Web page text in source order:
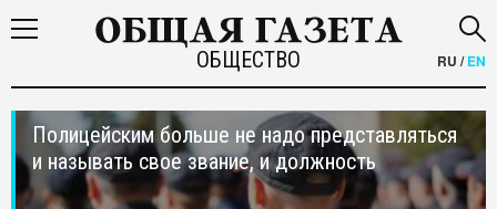
ОБЩЕСТВО RU /EN
Полицейским больше не надо представляться
и называть свое звание, и должность